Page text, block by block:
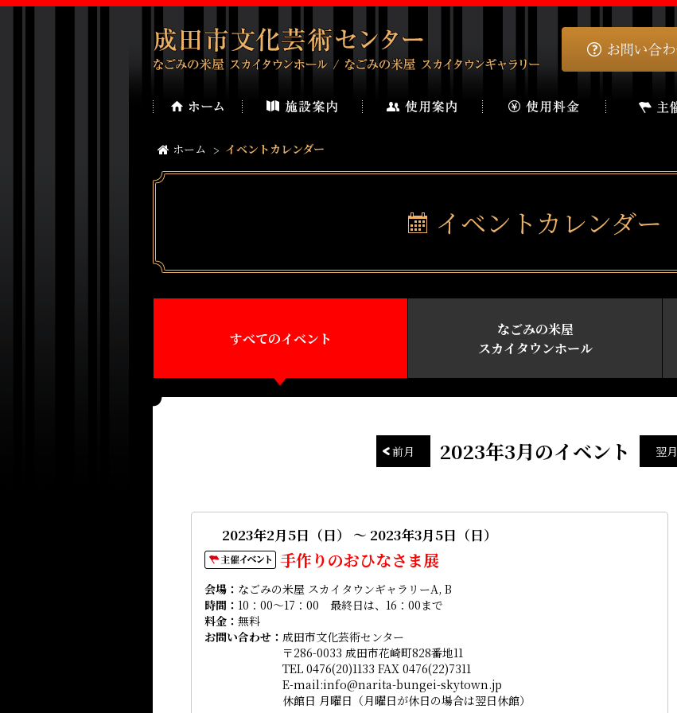
ホーム イベントカレンダー
イベントカレンダー
すべてのイベント
なごみの米屋
スカイタウンホール
前月 2023年3月のイベント 翌月
2023年2月5日（日） ～ 2023年3月5日（日）
手作りのおひなさま展
会場
なごみの米屋 スカイタウンギャラリーA, B
時間
10：00～17：00 最終日は、16：00まで
料金
無料
お問い合わせ
成田市文化芸術センター
〒286-0033 成田市花崎町828番地11
TEL 0476(20)1133 FAX 0476(22)7311
E-mail:info@narita-bungei-skytown.jp
休館日 月曜日（月曜日が休日の場合は翌日休館）